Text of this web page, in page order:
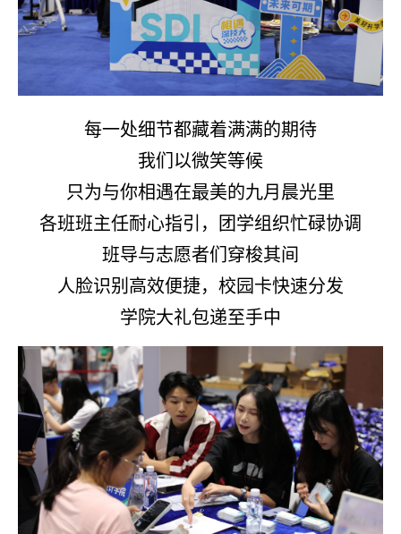
每一处细节都藏着满满的期待
我们以微笑等候
只为与你相遇在最美的九月晨光里
各班班主任耐心指引，团学组织忙碌协调
班导与志愿者们穿梭其间
人脸识别高效便捷，校园卡快速分发
学院大礼包递至手中